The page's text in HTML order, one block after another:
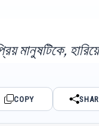
মানুষটিকে,
COPY